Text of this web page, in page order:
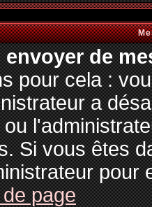
envoyer de
pour cela :
a
Si vous êtes
pour
page